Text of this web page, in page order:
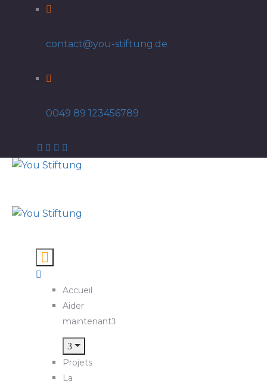
contact@you-stiftung.de
0049 89 123456789
Accueil
Aider
maintenant
Projets
La